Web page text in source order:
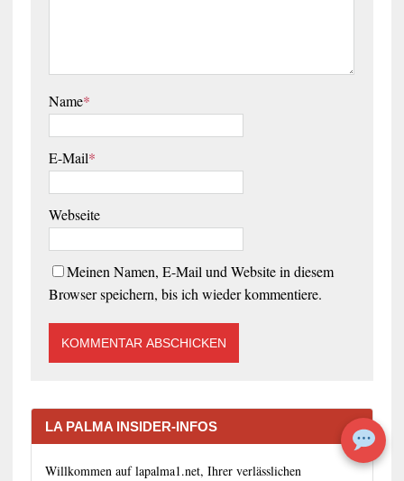
Name*
E-Mail*
Webseite
Meinen Namen, E-Mail und Website in diesem
Browser speichern, bis ich wieder kommentiere.
LA PALMA INSIDER-INFOS
Willkommen auf lapalma1.net, Ihrer verlässlichen